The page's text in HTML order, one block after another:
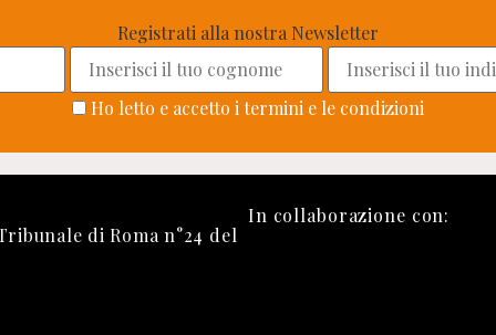
Registrati alla nostra Newsletter
Ho letto e accetto i termini e le condizioni
di Roma n°24 del
In collaborazione con: